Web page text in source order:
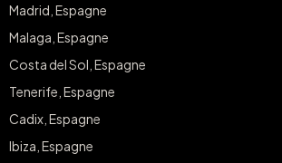
Madrid, Espagne
Malaga, Espagne
Costa del Sol, Espagne
Tenerife, Espagne
Cadix, Espagne
Ibiza, Espagne